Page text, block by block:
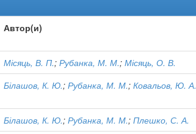
Автор(и)
Місяць, В. П.; Рубанка, М. М.; Місяць, О. В.
Білашов, К. Ю.; Рубанка, М. М.; Ковальов, Ю. А.
Білашов, К. Ю.; Рубанка, М. М.; Плешко, С. А.